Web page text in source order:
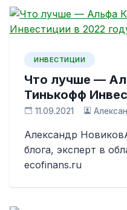
ИНВЕСТИЦИИ
Что лучше —
Тинькофф
11.09.2021
Александр
блога, эксперт в
ecofinans.ru